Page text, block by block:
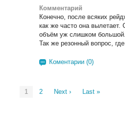
Комментарий
Конечно, после всяких
как же часто она вылетает.
объём уж слишком большой.
Так же резонный вопрос,
Коментарии (0)
1 2 Next › Last »